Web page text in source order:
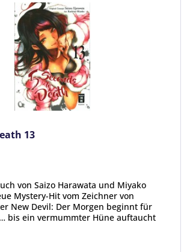
13
von Saizo Harawata und Miyako
Mystery-Hit vom Zeichner von
New Devil: Der Morgen beginnt für
bis ein vermummter Hüne auftaucht